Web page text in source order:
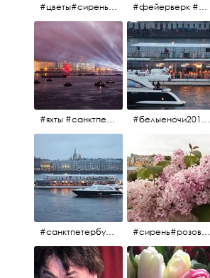
#цветы#сирень #розоваясирень #натюрморт #натюрмортсцветами #весна2012 #пробуждение #фейерверк #салют #парусник #санктпетербург #белыеночи2012 #белыеночи #алыепаруса2012 #алыепаруса #нева
#яхты #санктпетербург #нева #белыеночи2012 #алыепаруса #алыепаруса2012#парусник#салют#фейерверк #белыеночи2012 #белыеночи #2012 #нева #санктпетербург #яхты
#санктпетербург #нева#яхты#2012 #белыеночи#белыеночи2012 #сирень#розоваясирень#натюрморт#натюрмортсцветами#2012#весна2012